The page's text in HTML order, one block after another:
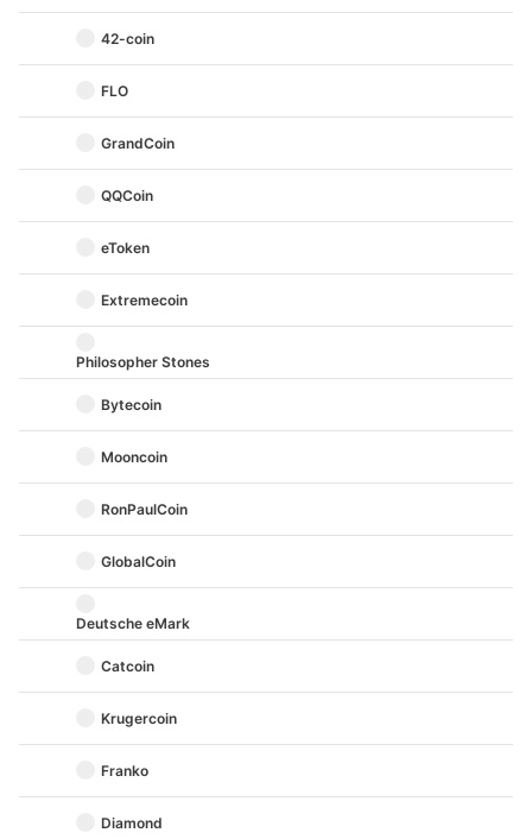
42-coin
FLO
GrandCoin
QQCoin
eToken
Extremecoin
Philosopher Stones
Bytecoin
Mooncoin
RonPaulCoin
GlobalCoin
Deutsche eMark
Catcoin
Krugercoin
Franko
Diamond